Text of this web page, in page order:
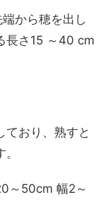
から穂を出し
長さ15 ～40 cm
ており、熟すと
～50cm 幅2～